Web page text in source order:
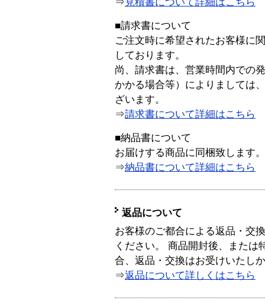
⇒ 見積書について詳細はこちら
■請求書について
ご注文時に希望されたお客様に
しております。
尚、請求書は、営業時間内での
かかる場合等）によりましては
ざいます。
⇒請求書について詳細はこちら
■納品書について
お届けする商品に同梱致します。
⇒納品書について詳細はこちら
返品について
お客様のご都合による返品・交
ください。 商品開封後、または
合、返品・交換はお受けいたし
⇒返品について詳しくはこちら